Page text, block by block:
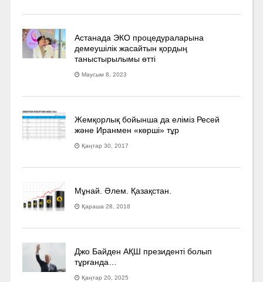
Астанада ЭКО процедураларына
демеушілік жасайтын қордың
таныстырылымы өтті
Маусым 8, 2023
Жемқорлық бойынша да еліміз Ресей
және Иранмен «көрші» тұр
Қаңтар 30, 2017
Мұнай. Әлем. Қазақстан.
Қараша 28, 2018
Джо Байден АҚШ президенті болып
тұрғанда…
Қаңтар 20, 2025